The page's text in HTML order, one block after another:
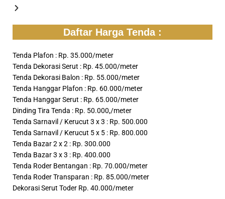
Daftar Harga Tenda :
Tenda Plafon : Rp. 35.000/meter
Tenda Dekorasi Serut : Rp. 45.000/meter
Tenda Dekorasi Balon : Rp. 55.000/meter
Tenda Hanggar Plafon : Rp. 60.000/meter
Tenda Hanggar Serut : Rp. 65.000/meter
Dinding Tira Tenda : Rp. 50.000,/meter
Tenda Sarnavil / Kerucut 3 x 3 : Rp. 500.000
Tenda Sarnavil / Kerucut 5 x 5 : Rp. 800.000
Tenda Bazar 2 x 2 : Rp. 300.000
Tenda Bazar 3 x 3 : Rp. 400.000
Tenda Roder Bentangan : Rp. 70.000/meter
Tenda Roder Transparan : Rp. 85.000/meter
Dekorasi Serut Toder Rp. 40.000/meter